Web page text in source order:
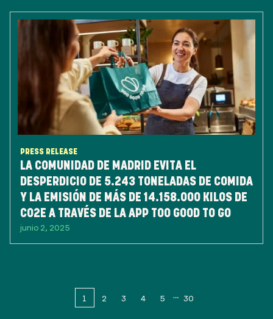
PRESS RELEASE
LA COMUNIDAD DE MADRID EVITA EL
DESPERDICIO DE 5.243 TONELADAS DE COMIDA
Y LA EMISIÓN DE MÁS DE 14.158.000 KILOS DE
CO2E A TRAVÉS DE LA APP TOO GOOD TO GO
junio 2, 2025
1 2 3 4 5 30